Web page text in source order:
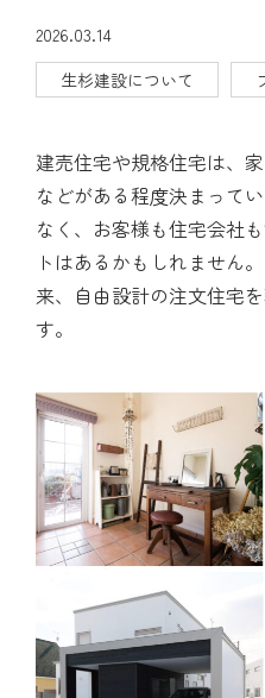
2026.03.14
生杉建設について
建売住宅や規格住宅は、
などがある程度決まって
なく、お客様も住宅会社
トはあるかもしれません
来、自由設計の注文住宅
す。